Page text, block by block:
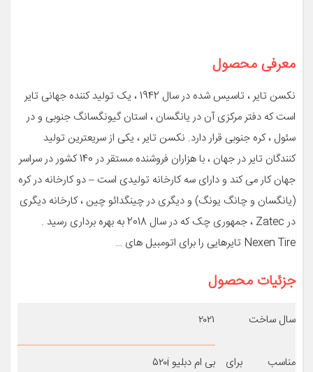
معرفی محصول
نکسن تایر ، تاسیس شده در سال 1942 ، یک تولید کننده جهانی تایر
است که دفتر مرکزی آن در یانگسان ، استان گیونگسانگ جنوبی و در
سئول ، کره جنوبی قرار دارد. نکسن تایر ، یکی از سریعترین تولید
کنندگان تایر در جهان ، با هزاران فروشنده مستقر در 140 کشور در سراسر
جهان کار می کند و دارای سه کارخانه تولیدی است – دو کارخانه در کره
(یانگسان و چانگ یونگ) و دیگری در چینگدائو چین ، کارخانه دیگری
در Zatec ، جمهوری چک که در سال 2018 به بهره برداری رسید .
Nexen Tire تایرهایی را برای اتومبیل های …
جزئیات محصول
سال ساخت ۲۰۲۱
مناسب برای
بی ام دبلیو ۵۲۰i